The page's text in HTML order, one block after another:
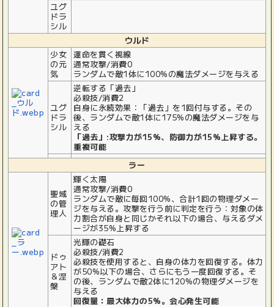
ユグ
ドラ
シル
ウルド
少女
の元
気
運命を貫く視線
通常攻撃/消費0
ランダムで敵1体に100%の魔法ダメージを与える
ユグ
ドラ
シル
逆転する「過去」
必殺技/消費2
自身に永続効果：「過去」を1回付与する。その
後、ランダムで敵1体に175%の魔法ダメージを与
える
「過去」:攻撃力が15%、防御力が15%上昇する。
重複可能
ラー
聖域
の管
理人
輝く太陽
通常攻撃/消費0
ランダムで敵に毎回100%、合計1回の物理ダメー
ジを与える。攻撃を行う前に判定を行う：対象の体
力割合が自身と同じかそれ以下の場合、与えるダメ
ージが35%上昇する
ドゥ
アト
＆涅
槃
光輝の礎石
必殺技/消費2
必殺技を使用すると、自身の体力を回復する。体力
が50%以下の場合、さらにもう一度回復する。そ
の後、ランダムで敵2体に120%の物理ダメージを
与える
回復量：最大体力の5%。会心発生可能